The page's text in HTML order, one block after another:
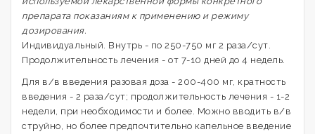
препарата показаниям к применению и режиму
дозирования.
Индивидуальный. Внутрь - по 250-750 мг 2 раза/сут.
Продолжительность лечения - от 7-10 дней до 4 недель.
Для в/в введения разовая доза - 200-400 мг, кратность
введения - 2 раза/сут; продолжительность лечения - 1-2
недели, при необходимости и более. Можно вводить в/в
струйно, но более предпочтительно капельное введение